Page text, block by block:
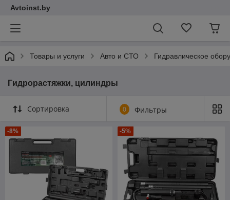
Avtoinst.by
Товары и услуги Авто и СТО Гидравлическое
Гидрорастяжки, цилиндры
Сортировка 0 Фильтры
-8% -5%